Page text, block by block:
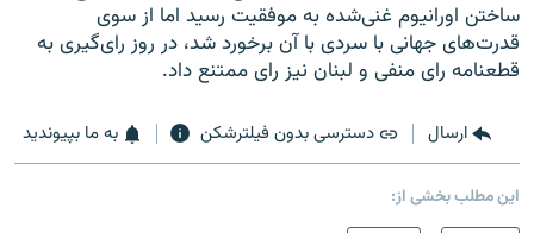
ساختن اورانيوم غنی‌شده به موفقيت رسيد اما از سوی
قدرت‌های جهانی با سردی با ‌آن برخورد شد، در روز رای‌گيری به
قطعنامه رای منفی و لبنان نيز رای ممتنع داد.
ارسال دسترسی بدون فیلترشکن به ما بپیوندید
این مطلب بخشی از: